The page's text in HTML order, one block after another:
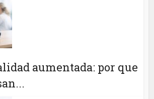
aumentada: por que